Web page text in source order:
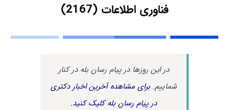
فناوری اطلاعات (2167)
در این روزها در پیام رسان بله در کنار
شماییم.برای مشاهده آخرین اخبار دکتری
در پیام رسان بله کلیک کنید.